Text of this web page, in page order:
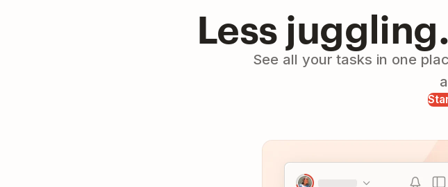
Less
See all your tasks in one